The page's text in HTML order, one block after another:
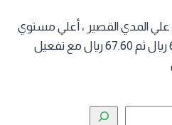
المدي القصير ، أعلي مستوي
54.50 يستهدف مستوي 63.20 ريال ثم 67.60 ريال مع تفعيل